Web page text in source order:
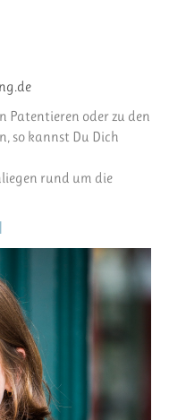
Patentieren oder zu den
so kannst Du Dich
rund um die